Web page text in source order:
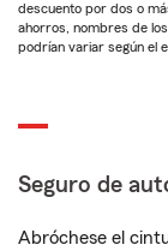
descuento por dos o
ahorros, nombres de
podrían variar según el
Seguro de
Abróchese el